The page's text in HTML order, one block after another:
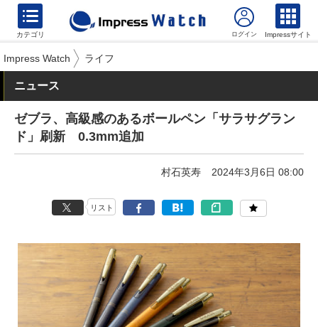
カテゴリ Impressサイト
Impress Watch ライフ
ニュース
ゼブラ、高級感のあるボールペン「サラサグラン
ド」刷新 0.3mm追加
村石英寿 2024年3月6日 08:00
リスト